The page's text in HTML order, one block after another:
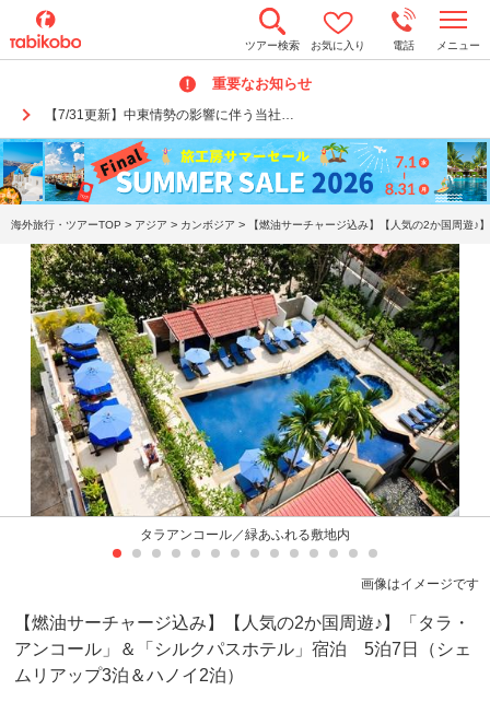
ツアー検索 お気に入り 電話 メニュー
重要なお知らせ
【7/31更新】中東情勢の影響に伴う当社…
o
n
a
v
i
g
a
t
i
o
n
海外旅行・ツアーTOP > アジア > カンボジア > 【燃油サーチャージ込み】【人気の2か国周遊
タラアンコール／緑あふれる敷地内
画像はイメージです
【燃油サーチャージ込み】【人気の2か国周遊♪】「タラ・
アンコール」＆「シルクパスホテル」宿泊 5泊7日（シェ
ムリアップ3泊＆ハノイ2泊）